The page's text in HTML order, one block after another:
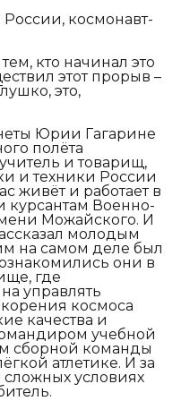
космонавт-
кто начинал это
этот прорыв –
это,
Юрии Гагарине
полёта
и товарищ,
и техники России
живёт и работает в
курсантам Военно-
Можайского. И
молодым
на самом деле был
они в
где
управлять
космоса
качества и
учебной
сборной команды
атлетике. И за
условиях